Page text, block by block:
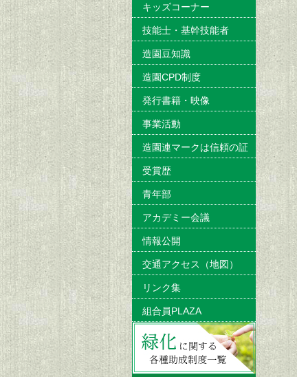
キッズコーナー
技能士・基幹技能者
造園豆知識
造園CPD制度
発行書籍・映像
事業活動
造園連マークは信頼の証
受賞歴
青年部
アカデミー会議
情報公開
交通アクセス（地図）
リンク集
組合員PLAZA